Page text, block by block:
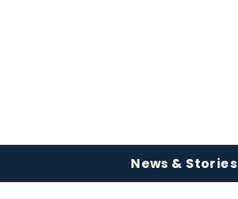
News & Stories